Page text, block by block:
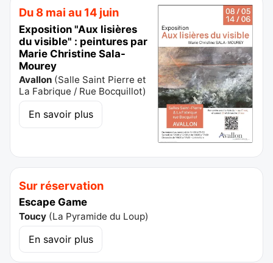
Du 8 mai au 14 juin
Exposition "Aux lisières
du visible" : peintures par
Marie Christine Sala-
Mourey
Avallon (Salle Saint Pierre et
La Fabrique / Rue Bocquillot)
En savoir plus
Sur réservation
Escape Game
Toucy (La Pyramide du Loup)
En savoir plus